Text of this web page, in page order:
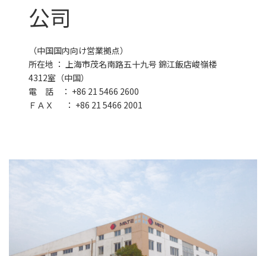
公司
（中国国内向け営業拠点）
所在地 ： 上海市茂名南路五十九号 錦江飯店峻嶺楼
4312室（中国）
電 話 ： +86 21 5466 2600
ＦＡＸ ： +86 21 5466 2001